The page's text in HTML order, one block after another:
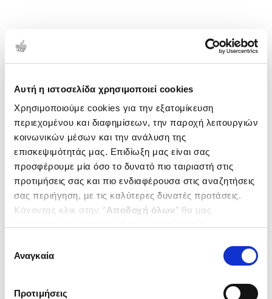
Αυτή η ιστοσελίδα χρησιμοποιεί cookies
Χρησιμοποιούμε cookies για την εξατομίκευση
περιεχομένου και διαφημίσεων, την παροχή λειτουργιών
κοινωνικών μέσων και την ανάλυση της
επισκεψιμότητάς μας. Επιδίωξη μας είναι σας
προσφέρουμε μία όσο το δυνατό πιο ταιριαστή στις
προτιμήσεις σας και πιο ενδιαφέρουσα στις αναζητήσεις
σας περιήγηση, με τις καλύτερες δυνατές προτάσεις.
Κάνοντας κλικ στην ‘’Αποδοχή όλων’’ θα μας
ενδιαφέρουν και να επιλέξετε από τα παρακάτω με την
΄΄και να ενημερωθείτε σχετικά με
συγκατάθεσης
Αναγκαία
Προτιμήσεις